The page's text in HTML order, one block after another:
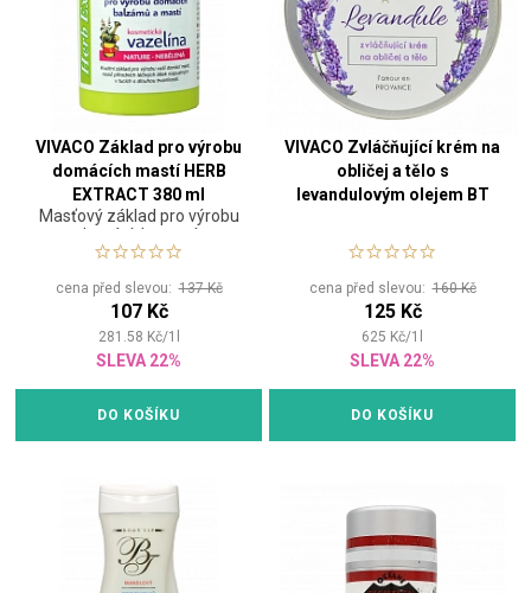
VIVACO Základ pro výrobu
domácích mastí HERB
EXTRACT 380 ml
Masťový základ pro výrobu
domácích mastí.
cena před slevou:137 Kč
107 Kč
281.58 Kč/1
SLEVA 22%
DO KOŠÍKU
VIVACO Zvláčňující krém na
obličej a tělo s
levandulovým olejem BT
cena před slevou:160 Kč
125 Kč
625 Kč/1
SLEVA 22%
DO KOŠÍKU